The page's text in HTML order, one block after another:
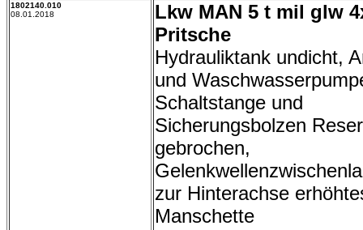
1802140.010
08.01.2018
Lkw MAN 5 t mil glw
Pritsche
Hydrauliktank undicht,
und
Schaltstange und
Sicherungsbolzen
gebrochen,
zur Hinterachse
Manschette